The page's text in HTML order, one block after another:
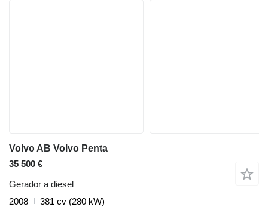
Volvo AB Volvo Penta
35 500 €
Gerador a diesel
2008
381 cv (280 kW)